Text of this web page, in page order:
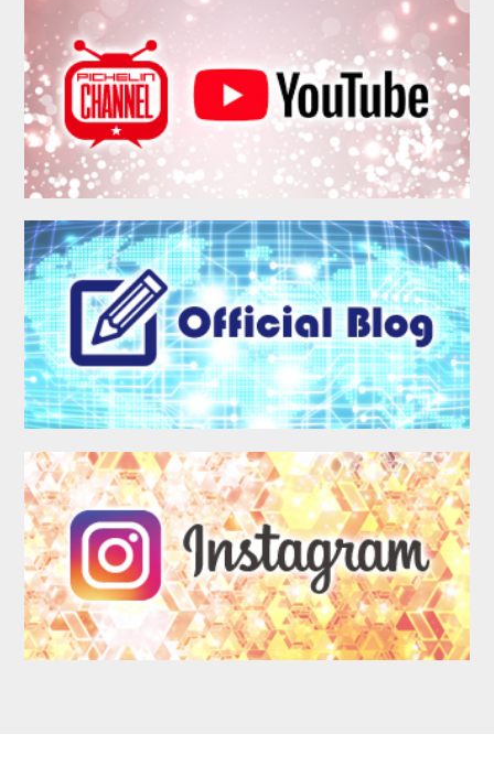
SCHEDULE
MEMBER
AUDITION